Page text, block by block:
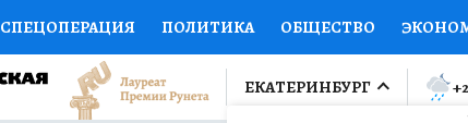
СПЕЦОПЕРАЦИЯ ПОЛИТИКА ОБЩЕСТВО
НАУКА СПОРТ КОЛУМНИСТЫ ПРОИСШЕСТВИЯ
ЕКАТЕРИНБУРГ